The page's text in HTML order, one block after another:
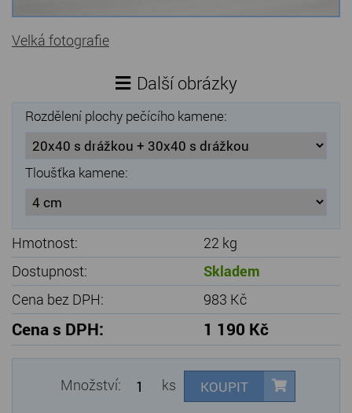
Dárkové předměty z přírodního kamene
Gabiony, gabionový kámen
Údržba a čištění kamene
Velká fotografie
Další obrázky
Rozdělení plochy pečícího kamene:
Tloušťka kamene:
Hmotnost:
22 kg
Dostupnost:
Skladem
Cena bez DPH:
983 Kč
Cena s DPH: 1 190 Kč
Množství: ks KOUPIT